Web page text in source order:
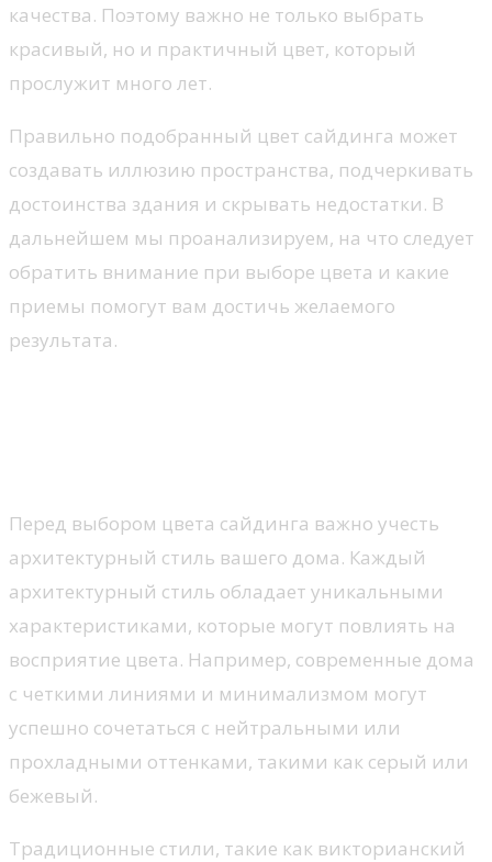
качества. Поэтому важно не только выбрать
красивый, но и практичный цвет, который
прослужит много лет.
Правильно подобранный цвет сайдинга может
создавать иллюзию пространства, подчеркивать
достоинства здания и скрывать недостатки. В
дальнейшем мы проанализируем, на что следует
обратить внимание при выборе цвета и какие
приемы помогут вам достичь желаемого
результата.
Перед выбором цвета сайдинга важно учесть
архитектурный стиль вашего дома. Каждый
архитектурный стиль обладает уникальными
характеристиками, которые могут повлиять на
восприятие цвета. Например, современные дома
с четкими линиями и минимализмом могут
успешно сочетаться с нейтральными или
прохладными оттенками, такими как серый или
бежевый.
Традиционные стили, такие как викторианский